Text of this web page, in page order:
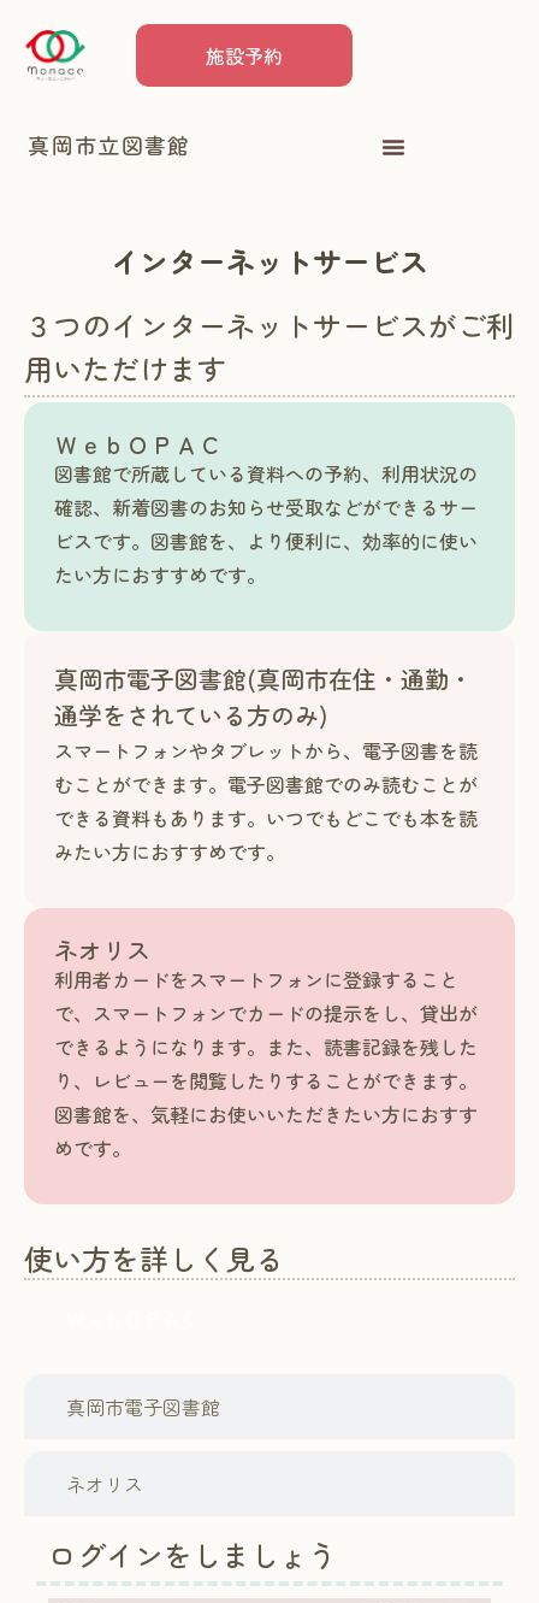
施設予約
真岡市立図書館
インターネットサービス
３つのインターネットサービスがご利
用いただけます
ＷｅｂＯＰＡＣ
図書館で所蔵している資料への予約、利用状況の
確認、新着図書のお知らせ受取などができるサー
ビスです。図書館を、より便利に、効率的に使い
たい方におすすめです。
真岡市電子図書館(真岡市在住・通勤・
通学をされている方のみ)
スマートフォンやタブレットから、電子図書を読
むことができます。電子図書館でのみ読むことが
できる資料もあります。いつでもどこでも本を読
みたい方におすすめです。
ネオリス
利用者カードをスマートフォンに登録すること
で、スマートフォンでカードの提示をし、貸出が
できるようになります。また、読書記録を残した
り、レビューを閲覧したりすることができます。
図書館を、気軽にお使いいただきたい方におすす
めです。
使い方を詳しく見る
真岡市電子図書館
ネオリス
ログインをしましょう